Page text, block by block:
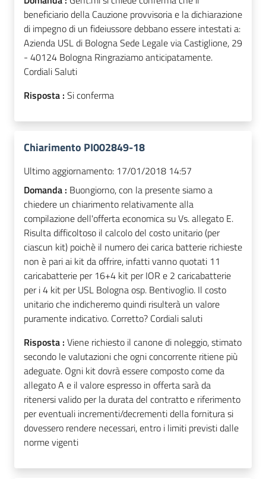
beneficiario della Cauzione provvisoria e la dichiarazione
di impegno di un fideiussore debbano essere intestati a:
Azienda USL di Bologna Sede Legale via Castiglione, 29
- 40124 Bologna Ringraziamo anticipatamente.
Cordiali Saluti
Risposta : Si conferma
Chiarimento PI002849-18
Ultimo aggiornamento: 17/01/2018 14:57
Domanda : Buongiorno, con la presente siamo a
chiedere un chiarimento relativamente alla
compilazione dell'offerta economica su Vs. allegato E.
Risulta difficoltoso il calcolo del costo unitario (per
ciascun kit) poichè il numero dei carica batterie richieste
non è pari ai kit da offrire, infatti vanno quotati 11
caricabatterie per 16+4 kit per IOR e 2 caricabatterie
per i 4 kit per USL Bologna osp. Bentivoglio. Il costo
unitario che indicheremo quindi risulterà un valore
puramente indicativo. Corretto? Cordiali saluti
Risposta : Viene richiesto il canone di noleggio, stimato
secondo le valutazioni che ogni concorrente ritiene più
adeguate. Ogni kit dovrà essere composto come da
allegato A e il valore espresso in offerta sarà da
ritenersi valido per la durata del contratto e riferimento
per eventuali incrementi/decrementi della fornitura si
dovessero rendere necessari, entro i limiti previsti dalle
norme vigenti